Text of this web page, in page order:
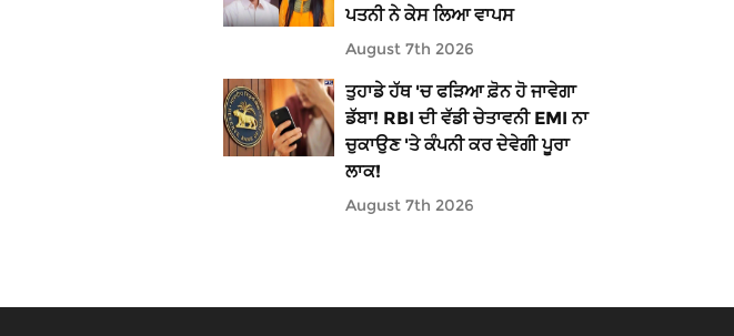
ਪਤਨੀ ਨੇ ਕੇਸ ਲਿਆ ਵਾਪਸ
August 7th 2026
ਤੁਹਾਡੇ ਹੱਥ 'ਚ ਫੜਿਆ ਫ਼ੋਨ ਹੋ ਜਾਵੇਗਾ
ਡੱਬਾ! RBI ਦੀ ਵੱਡੀ ਚੇਤਾਵਨੀ EMI ਨਾ
ਚੁਕਾਉਣ 'ਤੇ ਕੰਪਨੀ ਕਰ ਦੇਵੇਗੀ ਪੂਰਾ
ਲਾਕ!
August 7th 2026